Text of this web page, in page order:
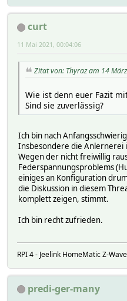
curt
11 Mai 2021, 00:04:06
Zitat von: Thyraz am 14
Wie ist denn euer Fazit
Sind sie zuverlässig?
Ich bin nach
Insbesondere die Anlernerei
Wegen der nicht freiwillig
Federspannungsproblems
einiges an Konfiguration
die Diskussion in diesem
komplett zeigen, stimmt.
Ich bin recht zufrieden.
RPI 4 - Jeelink HomeMatic Z-Wave
predi-ger-many